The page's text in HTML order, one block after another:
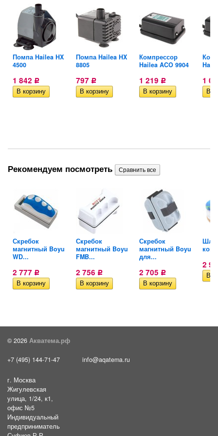
Помпа Hailea HX
4500
1 842 Р
Помпа Hailea HX
8805
797 Р
Компрессор
Hailea ACO 9904
1 219 Р 1
Рекомендуем посмотреть
Скребок
магнитный Boyu
WD...
2 777 Р
Скребок
магнитный Boyu
FMB...
2 756 Р
Скребок
магнитный Boyu
для...
2 705 Р
2
© 2026 Акватема.рф
+7 (495) 144-71-47 info@aqatema.ru
г. Москва
Жигулевская
улица, 1/24, к1,
офис №5
Индивидуальный
предприниматель